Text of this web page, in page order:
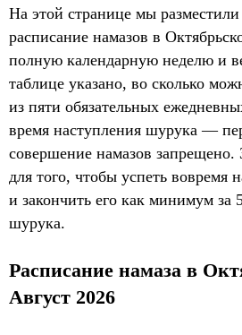
На этой странице мы разместили
расписание намазов в
полную календарную неделю и
таблице указано, во сколько
из пяти обязательных
время наступления шурука —
совершение намазов запрещено.
для того, чтобы успеть вовремя
и закончить его как минимум за
шурука.
Расписание намаза в
Август 2026